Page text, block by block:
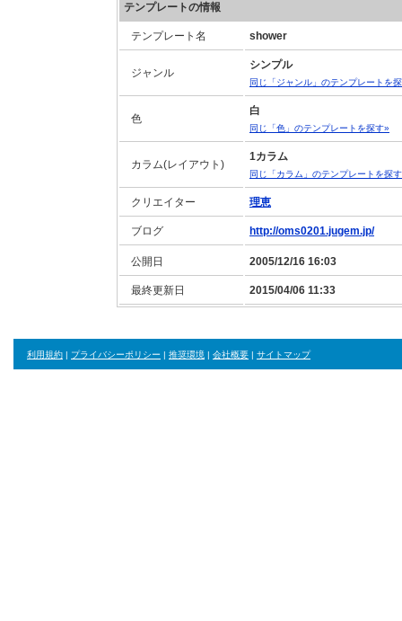
テンプレートの情報
テンプレート名 shower
ジャンル
シンプル
同じ「ジャンル」のテンプレートを
色
白
同じ「色」のテンプレートを探す»
カラム(レイアウト)
1カラム
同じ「カラム」のテンプレートを探
クリエイター 理恵
ブログ http://oms0201.jugem.jp/
公開日 2005/12/16 16:03
最終更新日 2015/04/06 11:33
利用規約 | プライバシーポリシー | 推奨環境 | 会社概要 | サイトマップ